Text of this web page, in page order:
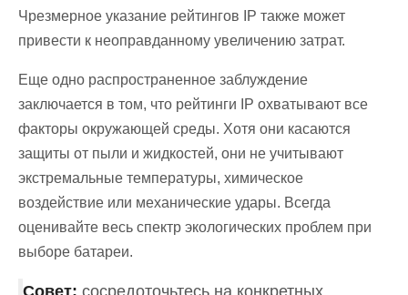
Чрезмерное указание рейтингов IP также может
привести к неоправданному увеличению затрат.
Еще одно распространенное заблуждение
заключается в том, что рейтинги IP охватывают все
факторы окружающей среды. Хотя они касаются
защиты от пыли и жидкостей, они не учитывают
экстремальные температуры, химическое
воздействие или механические удары. Всегда
оценивайте весь спектр экологических проблем при
выборе батареи.
Совет: сосредоточьтесь на конкретных